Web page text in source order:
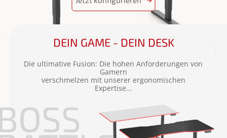
DEIN GAME - DEIN DESK
Die ultimative Fusion: Die hohen Anforderungen von
Gamern
verschmelzen mit unserer ergonomischen
Expertise...